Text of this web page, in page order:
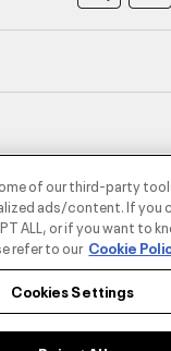
الاجتماعية
of our third-party
ads/content. If you
ALL, or if you want to
refer to our Cookie
Cookies Settings